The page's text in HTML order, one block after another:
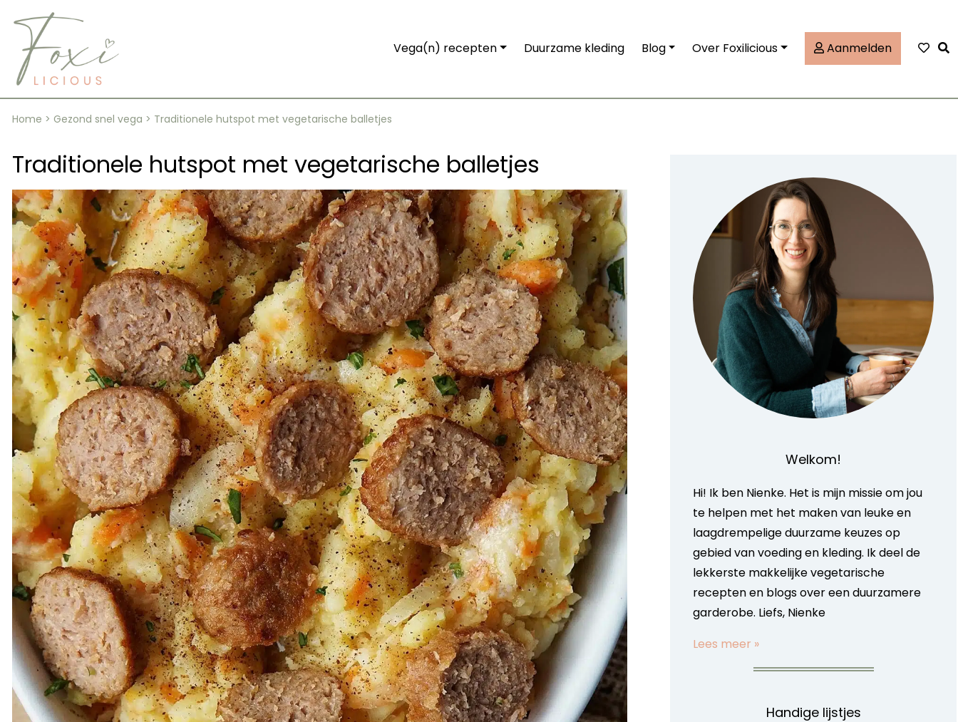
content
Vega(n) recepten Duurzame kleding Blog Over Foxilicious Aanmelden
Home > Gezond snel vega > Traditionele hutspot met vegetarische balletjes
Traditionele hutspot met vegetarische balletjes
Welkom!
Hi! Ik ben Nienke. Het is mijn missie om jou
te helpen met het maken van leuke en
laagdrempelige duurzame keuzes op
gebied van voeding en kleding. Ik deel de
lekkerste makkelijke vegetarische
recepten en blogs over een duurzamere
garderobe. Liefs, Nienke
Lees meer »
Handige lijstjes